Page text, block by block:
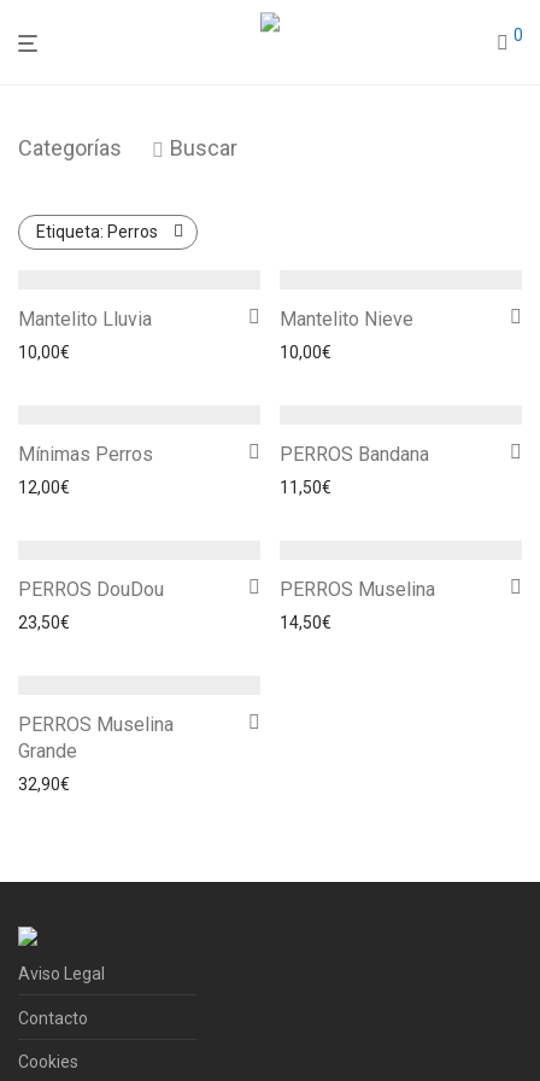
0
Categorías Buscar
Etiqueta: Perros
Mantelito Lluvia
10,00€
Mantelito Nieve
10,00€
Mínimas Perros
12,00€
PERROS Bandana
11,50€
PERROS DouDou
23,50€
PERROS Muselina
14,50€
PERROS Muselina
Grande
32,90€
Aviso Legal
Contacto
Cookies